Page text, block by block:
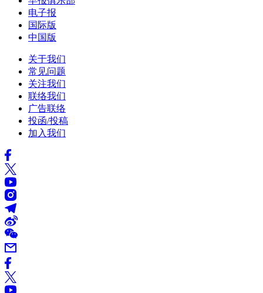
电子报
国际版
中国版
关于我们
常见问题
关注我们
联络我们
广告联络
投函/投稿
加入我们